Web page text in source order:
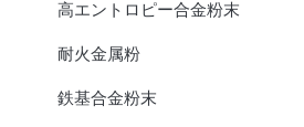
高エントロピー合金粉末
耐火金属粉
鉄基合金粉末